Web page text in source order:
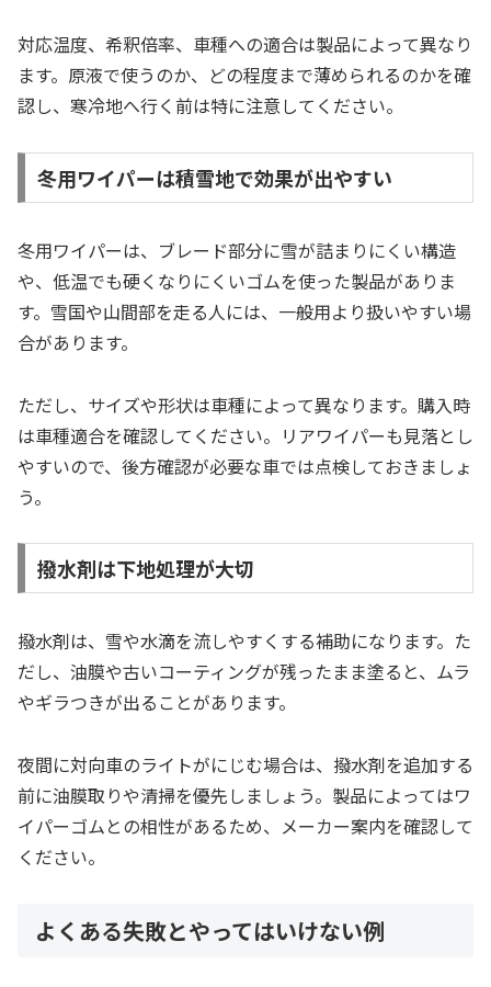
対応温度、希釈倍率、車種への適合は製品によって異なり
ます。原液で使うのか、どの程度まで薄められるのかを確
認し、寒冷地へ行く前は特に注意してください。
冬用ワイパーは積雪地で効果が出やすい
冬用ワイパーは、ブレード部分に雪が詰まりにくい構造
や、低温でも硬くなりにくいゴムを使った製品がありま
す。雪国や山間部を走る人には、一般用より扱いやすい場
合があります。
ただし、サイズや形状は車種によって異なります。購入時
は車種適合を確認してください。リアワイパーも見落とし
やすいので、後方確認が必要な車では点検しておきましょ
う。
撥水剤は下地処理が大切
撥水剤は、雪や水滴を流しやすくする補助になります。た
だし、油膜や古いコーティングが残ったまま塗ると、ムラ
やギラつきが出ることがあります。
夜間に対向車のライトがにじむ場合は、撥水剤を追加する
前に油膜取りや清掃を優先しましょう。製品によってはワ
イパーゴムとの相性があるため、メーカー案内を確認して
ください。
よくある失敗とやってはいけない例